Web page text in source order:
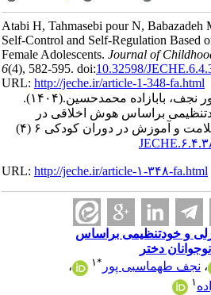
Atabi H, Tahmasebi pour N,
Self-Control and Self-Regulation
Female Adolescents.Journal of
6(4), 582-595. doi:10.32598/
URL:http://jeche.ir/article-1-348-fa.html
نجف، بابازاده محمدحسین.(۱۴۰۴).
براساس هوش اخلاقی در
نوجوانان دختر فصلنامه سلامت و آموزش در دوران کودکی ۶ (۴)
URL:http://jeche.ir/article-۱-۳۴۸-fa.html
و خودتنظیمی براساس
دختر
نجف طهماسبی پور ۱
،